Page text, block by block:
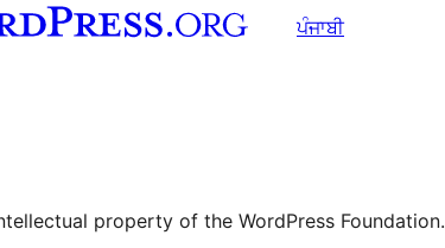
ਪੰਜਾਬੀ
property of the WordPress Foundation.